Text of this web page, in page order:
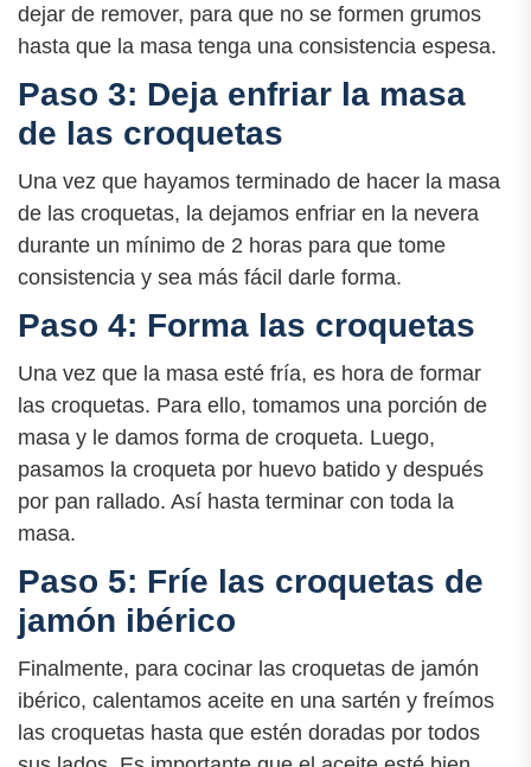
dejar de remover, para que no se formen grumos
hasta que la masa tenga una consistencia espesa.
Paso 3: Deja enfriar la masa
de las croquetas
Una vez que hayamos terminado de hacer la masa
de las croquetas, la dejamos enfriar en la nevera
durante un mínimo de 2 horas para que tome
consistencia y sea más fácil darle forma.
Paso 4: Forma las croquetas
Una vez que la masa esté fría, es hora de formar
las croquetas. Para ello, tomamos una porción de
masa y le damos forma de croqueta. Luego,
pasamos la croqueta por huevo batido y después
por pan rallado. Así hasta terminar con toda la
masa.
Paso 5: Fríe las croquetas de
jamón ibérico
Finalmente, para cocinar las croquetas de jamón
ibérico, calentamos aceite en una sartén y freímos
las croquetas hasta que estén doradas por todos